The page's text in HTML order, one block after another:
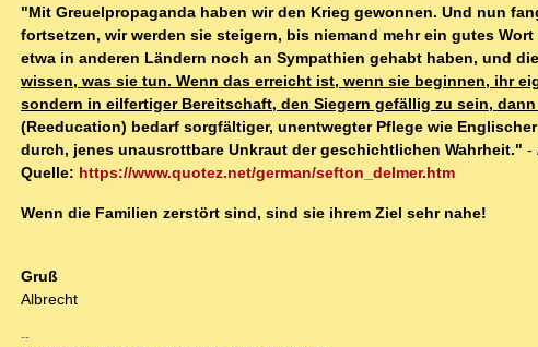
"Mit Greuelpropaganda haben wir den Krieg gewonnen. Und nun
fortsetzen, wir werden sie steigern, bis niemand mehr ein gutes
etwa in anderen Ländern noch an Sympathien gehabt haben, und
wissen, was sie tun. Wenn das erreicht ist, wenn sie beginnen, ihr
sondern in eilfertiger Bereitschaft, den Siegern gefällig zu sein,
(Reeducation) bedarf sorgfältiger, unentwegter Pflege wie
durch, jenes unausrottbare Unkraut der geschichtlichen Wahrheit." -
Quelle: https://www.quotez.net/german/sefton_delmer.htm
Wenn die Familien zerstört sind, sind sie ihrem Ziel sehr nahe!
Gruß
Albrecht
--